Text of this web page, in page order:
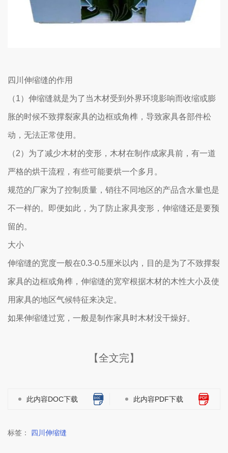
四川伸缩缝的作用
（1）伸缩缝就是为了当木材受到外界环境影响而收缩或膨
胀的时候不致撑裂家具的边框或角榫，导致家具各部件松
动，无法正常使用。
（2）为了减少木材的变形，木材在制作成家具前，有一道
严格的烘干流程，有些可能要烘一个多月。
规范的厂家为了控制质量，销往不同地区的产品含水量也是
不一样的。即便如此，为了防止家具变形，伸缩缝还是要预
留的。
大小
伸缩缝的宽度一般在0.3-0.5厘米以内，目的是为了不致撑裂
家具的边框或角榫，伸缩缝的宽窄根据木材的木性大小及使
用家具的地区气候特征来决定。
如果伸缩缝过宽，一般是制作家具时木材没干燥好。
【全文完】
此内容DOC下载 此内容PDF下载
标签： 四川伸缩缝